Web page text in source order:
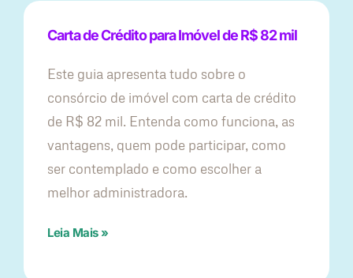
Carta de Crédito para Imóvel de R$ 82 mil
Este guia apresenta tudo sobre o
consórcio de imóvel com carta de crédito
de R$ 82 mil. Entenda como funciona, as
vantagens, quem pode participar, como
ser contemplado e como escolher a
melhor administradora.
Leia Mais »